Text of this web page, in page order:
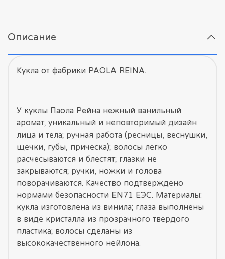
Описание
Кукла от фабрики PAOLA REINA.
У куклы Паола Рейна нежный ванильный
аромат; уникальный и неповторимый дизайн
лица и тела; ручная работа (ресницы, веснушки,
щечки, губы, прическа); волосы легко
расчесываются и блестят; глазки не
закрываются; ручки, ножки и голова
поворачиваются. Качество подтверждено
нормами безопасности EN71 ЕЭС. Материалы:
кукла изготовлена из винила; глаза выполнены
в виде кристалла из прозрачного твердого
пластика; волосы сделаны из
высококачественного нейлона.